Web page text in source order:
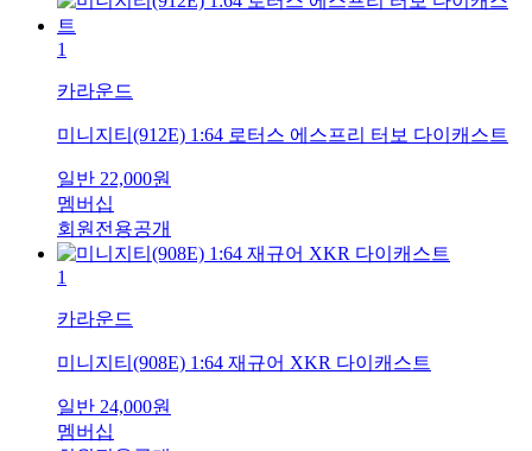
1
카라운드
미니지티(912E) 1:64 로터스 에스프리 터보 다이캐스트
일반 22,000원
멤버십
회원전용공개
1
카라운드
미니지티(908E) 1:64 재규어 XKR 다이캐스트
일반 24,000원
멤버십